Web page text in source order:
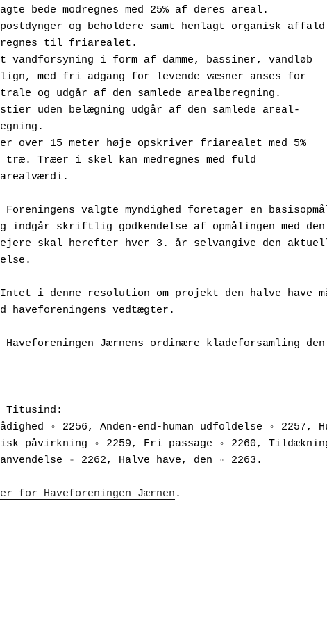
bede modregnes med 25% af deres areal.
Kompostdynger og beholdere samt henlagt organisk affald
henregnes til friarealet.
Fast vandforsyning i form af damme, bassiner, vandløb
o. lign, med fri adgang for levende væsner anses for
neutrale og udgår af den samlede arealberegning.
uden belægning udgår af den samlede areal-
beregning.
Træer over 15 meter høje opskriver friarealet med 5%
pr. træ. Træer i skel kan medregnes med fuld
friarealværdi.
valgte myndighed foretager en
indgår skriftlig godkendelse af opmålingen med
skal herefter hver 3. år selvangive den
i denne resolution om projekt den halve have
haveforeningens vedtægter.
Haveforeningen Jærnens ordinære kladeforsamling
Titusind:
◦ 2256, Anden-end-human udfoldelse ◦ 2257,
påvirkning ◦ 2259, Fri passage ◦ 2260,
◦ 2262, Halve have, den ◦ 2263.
for Haveforeningen Jærnen .